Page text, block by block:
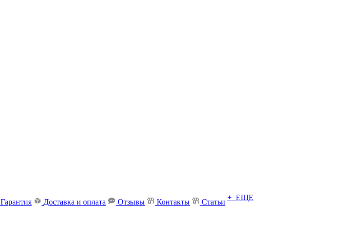
Гарантия Доставка и оплата Отзывы Контакты Статьи
+ ЕЩЕ